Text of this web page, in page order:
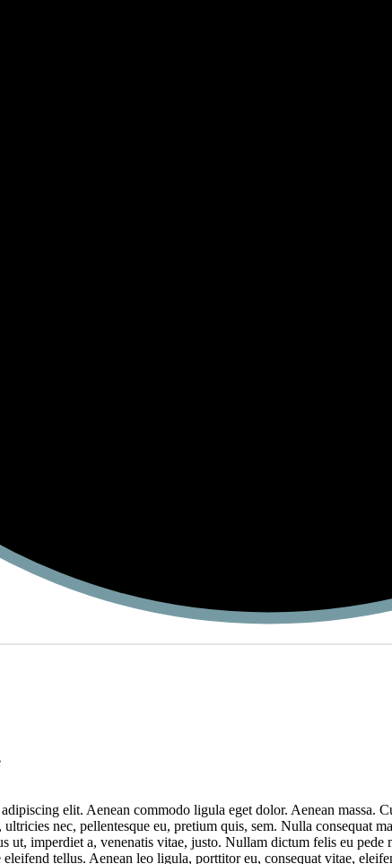
elit. Aenean commodo ligula eget dolor. Aenean massa.
nec, pellentesque eu, pretium quis, sem. Nulla consequat
ut, imperdiet a, venenatis vitae, justo. Nullam dictum felis eu
tellus. Aenean leo ligula, porttitor eu, consequat vitae,